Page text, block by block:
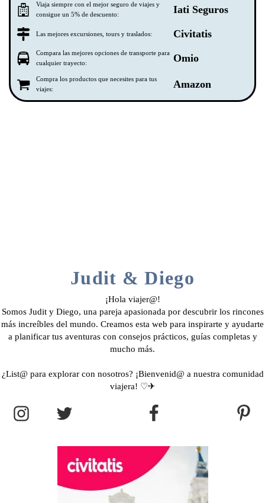
Viaja siempre con el mejor seguro de viajes y
consigue un 5% de descuento:
Iati Seguros
Las mejores excursiones, tours y traslados: Civitatis
Compara las mejores opciones de transporte para
cualquier trayecto:
Omio
Compra los productos que necesites para tus
viajes:
Amazon
Judit & Diego
¡Hola viajer@!
Somos Judit y Diego, una pareja apasionada por descubrir los rincones
más increíbles del mundo. Creamos esta web para inspirarte y ayudarte
a planificar tus aventuras con consejos prácticos, guías completas y
mucho más.
¿List@ para explorar con nosotros? ¡Bienvenid@ a nuestra comunidad
viajera! ♡✈︎